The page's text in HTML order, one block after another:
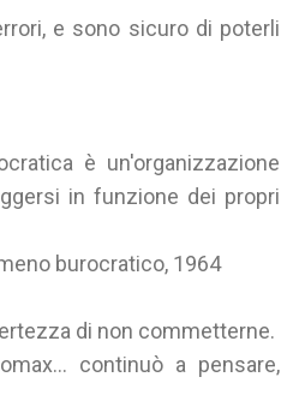
e sono sicuro di poterli
è un'organizzazione
in funzione dei propri
burocratico, 1964
di non commetterne.
continuò a pensare,